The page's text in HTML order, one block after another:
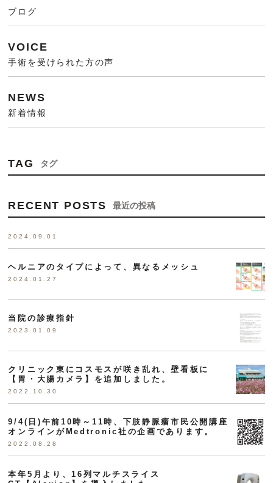
ブログ
VOICE
手術を受けられた方の声
NEWS
新着情報
TAG タグ
RECENT POSTS 最近の投稿
2024.09.01
ヘルニアのタイプによって、異なるメッシュ
2024.01.27
当院の診療指針
2023.01.09
クリニック東にコスモスが咲き乱れ、壁看板に
【胃・大腸カメラ】を追加しました。
2022.10.30
9/4(日)午前10時～11時、下肢静脈瘤市民公開講座
オンラインがMedtronic社の企画であります。
2022.08.28
本年5月より、16列マルチスライス